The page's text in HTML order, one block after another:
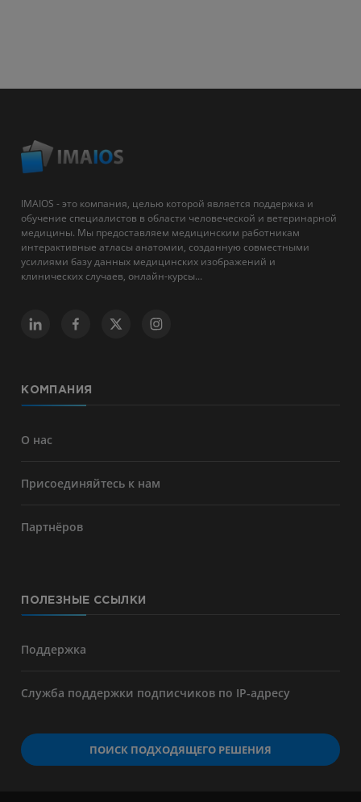
IMAIOS - это компания, целью которой является поддержка и
обучение специалистов в области человеческой и ветеринарной
медицины. Мы предоставляем медицинским работникам
интерактивные атласы анатомии, созданную совместными
усилиями базу данных медицинских изображений и
клинических случаев, онлайн-курсы...
КОМПАНИЯ
О нас
Присоединяйтесь к нам
Партнёров
ПОЛЕЗНЫЕ ССЫЛКИ
Поддержка
Служба поддержки подписчиков по IP-адресу
ПОИСК ПОДХОДЯЩЕГО РЕШЕНИЯ